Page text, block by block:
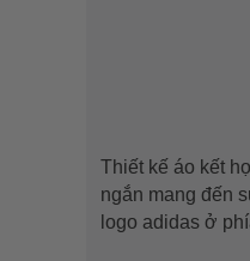
Thiết kế áo kết
ngắn mang đến
logo adidas ở